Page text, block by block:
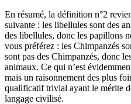
En résumé, la définition n°2
suivante : les libellules sont des
des libellules, donc les papillons
vous préférez : les Chimpanzés
sont pas des Chimpanzés, donc
animaux. Ce qui n’est
mais un raisonnement des plus
qualificatif trivial ayant le mérite
langage civilisé.